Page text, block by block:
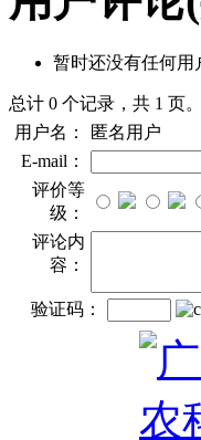
暂时还没有任何用
总计 0 个记录，共 1 页。
用户名：
匿名用户
E-mail：
评价等
级：
评论内
容：
验证码：